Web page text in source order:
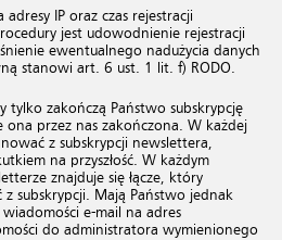
IP oraz czas rejestracji
jest udowodnienie rejestracji
ewentualnego nadużycia danych
stanowi art. 6 ust. 1 lit. f) RODO.
tylko zakończą Państwo subskrypcję
przez nas zakończona. W każdej
z subskrypcji newslettera,
na przyszłość. W każdym
znajduje się łącze, który
subskrypcji. Mają Państwo jednak
e-mail na adres
do administratora wymienionego